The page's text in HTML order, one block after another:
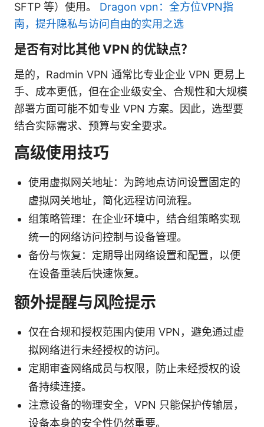
SFTP 等）使用。 Dragon vpn：全方位VPN指
南，提升隐私与访问自由的实用之选
是否有对比其他 VPN 的优缺点？
是的，Radmin VPN 通常比专业企业 VPN 更易上
手、成本更低，但在企业级安全、合规性和大规模
部署方面可能不如专业 VPN 方案。因此，选型要
结合实际需求、预算与安全要求。
高级使用技巧
使用虚拟网关地址：为跨地点访问设置固定的
虚拟网关地址，简化远程访问流程。
组策略管理：在企业环境中，结合组策略实现
统一的网络访问控制与设备管理。
备份与恢复：定期导出网络设置和配置，以便
在设备重装后快速恢复。
额外提醒与风险提示
仅在合规和授权范围内使用 VPN，避免通过虚
拟网络进行未经授权的访问。
定期审查网络成员与权限，防止未经授权的设
备持续连接。
注意设备的物理安全，VPN 只能保护传输层，
设备本身的安全性仍然重要。